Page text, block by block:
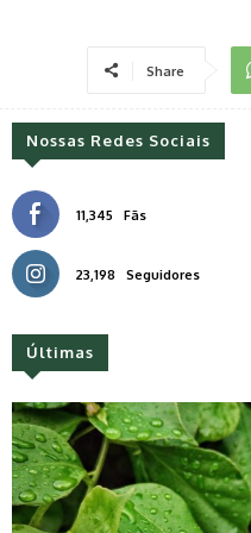
Share
Nossas Redes Sociais
11,345 Fãs
23,198 Seguidores
Últimas